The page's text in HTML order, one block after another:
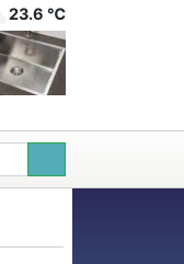
23.6 ℃